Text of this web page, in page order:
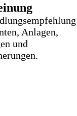
Anlagen,
und